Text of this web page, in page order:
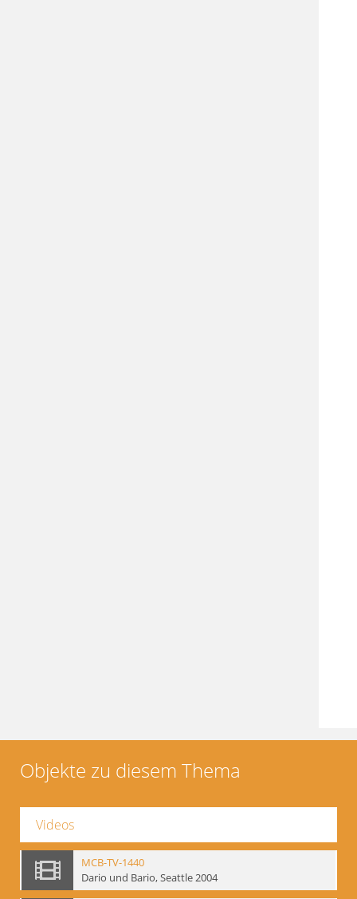
Objekte zu diesem Thema
Videos
MCB-TV-1440
Dario und Bario, Seattle 2004